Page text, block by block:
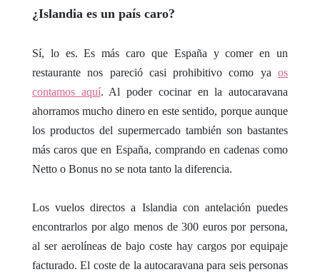
¿Islandia es un país caro?
Sí, lo es. Es más caro que España y comer en un
restaurante nos pareció casi prohibitivo como ya os
contamos aquí. Al poder cocinar en la autocaravana
ahorramos mucho dinero en este sentido, porque aunque
los productos del supermercado también son bastantes
más caros que en España, comprando en cadenas como
Netto o Bonus no se nota tanto la diferencia.
Los vuelos directos a Islandia con antelación puedes
encontrarlos por algo menos de 300 euros por persona,
al ser aerolíneas de bajo coste hay cargos por equipaje
facturado. El coste de la autocaravana para seis personas